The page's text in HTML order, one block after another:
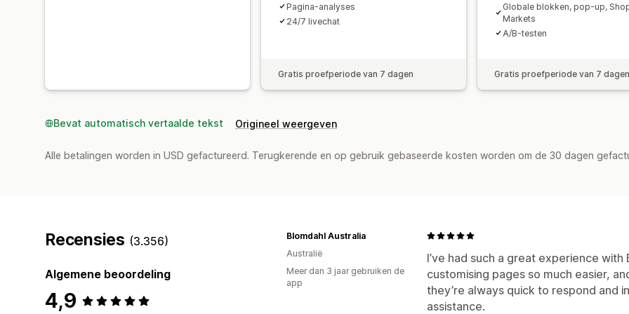
Pagina-analyses
24/7 livechat
Gratis proefperiode van 7 dagen
Globale blokken, pop-up,
Markets
A/B-testen
Gratis proefperiode van 7 dagen
Bevat automatisch vertaalde tekst Origineel weergeven
Alle betalingen worden in USD gefactureerd. Terugkerende en op gebruik gebaseerde kosten worden om de 30 dagen
Recensies (3.356)
Algemene beoordeling
4,9
I’ve had such a great experience
customising pages so much easier,
they’re always quick to respond and
assistance.
Blomdahl Australia
Australië
Meer dan 3 jaar gebruiken de
app